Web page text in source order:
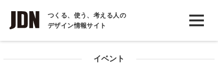
つくる、使う、考える人の
デザイン情報サイト
INTERVIEW
インタビュー
イベント